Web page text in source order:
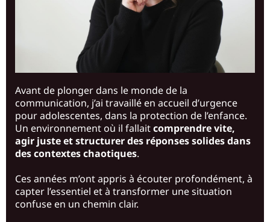
Avant de plonger dans le monde de la
communication, j’ai travaillé en accueil d’urgence
pour adolescentes, dans la protection de l’enfance.
Un environnement où il fallaitcomprendre vite,
agir juste et structurer des réponses solides dans
des contextes chaotiques.
Ces années m’ont appris à écouter profondément, à
capter l’essentiel et à transformer une situation
confuse en un chemin clair.